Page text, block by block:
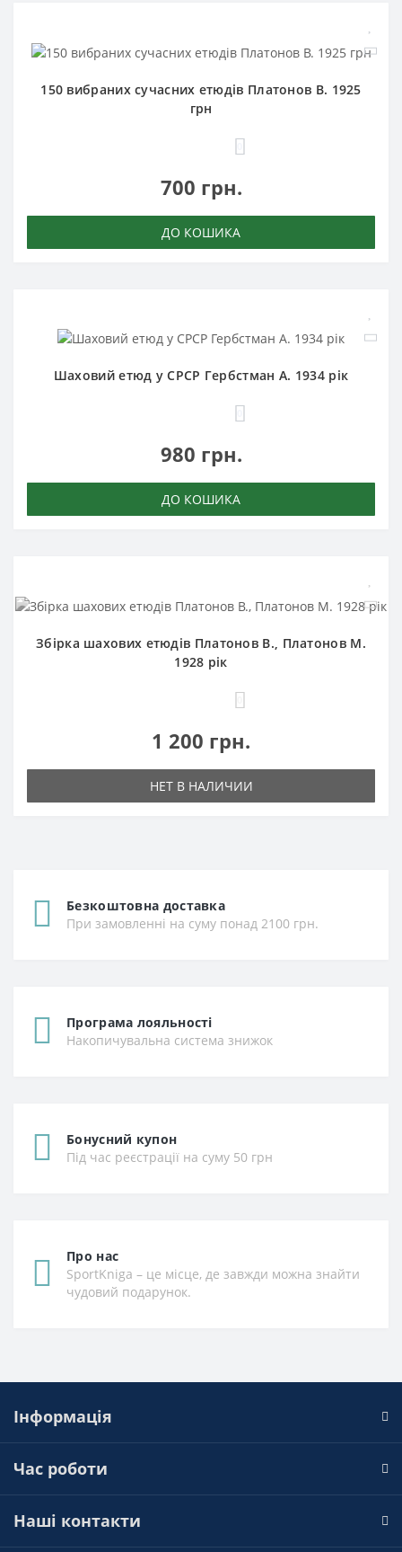
150 вибраних сучасних етюдів Платонов В. 1925
грн
700 грн.
ДО КОШИКА
Шаховий етюд у СРСР Гербстман А. 1934 рік
980 грн.
ДО КОШИКА
Збірка шахових етюдів Платонов В., Платонов М.
1928 рік
1 200 грн.
НЕТ В НАЛИЧИИ
Безкоштовна доставка
При замовленні на суму понад 2100 грн.
Програма лояльності
Накопичувальна система знижок
Бонусний купон
Під час реєстрації на суму 50 грн
Про нас
SportKniga – це місце, де завжди можна знайти
чудовий подарунок.
Інформація
Час роботи
Наші контакти